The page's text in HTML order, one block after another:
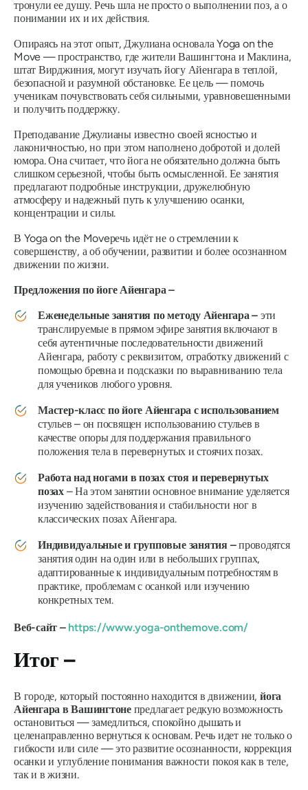
тронули ее душу. Речь шла не просто о выполнении поз, а о
понимании их и их действия.
Опираясь на этот опыт, Джулиана основала Yoga on the
Move — пространство, где жители Вашингтона и Маклина,
штат Вирджиния, могут изучать йогу Айенгара в теплой,
безопасной и разумной обстановке. Ее цель — помочь
ученикам почувствовать себя сильными, уравновешенными
и получить поддержку.
Преподавание Джулианы известно своей ясностью и
лаконичностью, но при этом наполнено добротой и долей
юмора. Она считает, что йога не обязательно должна быть
слишком серьезной, чтобы быть осмысленной. Ее занятия
предлагают подробные инструкции, дружелюбную
атмосферу и надежный путь к улучшению осанки,
концентрации и силы.
В Yoga on the Moveречь идёт не о стремлении к
совершенству, а об обучении, развитии и более осознанном
движении по жизни.
Предложения по йоге Айенгара –
Еженедельные занятия по методу Айенгара – эти
транслируемые в прямом эфире занятия включают в
себя аутентичные последовательности движений
Айенгара, работу с реквизитом, отработку движений с
помощью бревна и подсказки по выравниванию тела
для учеников любого уровня.
Мастер-класс по йоге Айенгара с использованием
стульев – он посвящен использованию стульев в
качестве опоры для поддержания правильного
положения тела в перевернутых и стоячих позах.
Работа над ногами в позах стоя и перевернутых
позах– На этом занятии основное внимание уделяется
изучению задействования и стабильности ног в
классических позах Айенгара.
Индивидуальные и групповые занятия –проводятся
занятия один на один или в небольших группах,
адаптированные к индивидуальным потребностям в
практике, проблемам с осанкой или изучению
конкретных тем.
Веб-сайт –https://www.yoga-onthemove.com/
Итог –
В городе, который постоянно находится в движении,йога
Айенгара в Вашингтонепредлагает редкую возможность
остановиться — замедлиться, спокойно дышать и
целенаправленно вернуться к основам. Речь идет не только о
гибкости или силе — это развитие осознанности, коррекция
осанки и углубление понимания важности покоя как в теле,
так и в жизни.